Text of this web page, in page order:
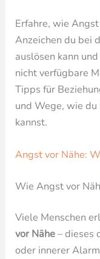
Erfahre, wie
Anzeichen du bei
auslösen kann
nicht verfügbare
Tipps für
und Wege, wie
kannst.
Angst vor Nähe:
Wie Angst vor
Viele Menschen
vor Nähe– dieses
oder innerer